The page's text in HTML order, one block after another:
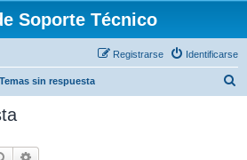
Soporte Técnico
Identificarse
Registrarse
Temas sin respuesta
Buscar